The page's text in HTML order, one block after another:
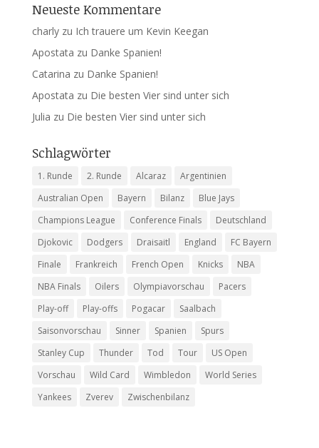
Neueste Kommentare
charlyzu Ich trauere um Kevin Keegan
Apostata zu Danke Spanien!
Catarina zu Danke Spanien!
Apostata zu Die besten Vier sind unter sich
Julia zu Die besten Vier sind unter sich
Schlagwörter
1. Runde 2. Runde Alcaraz
Argentinien
Australian Open
Bayern Bilanz
Blue Jays
Champions League
Conference Finals
Deutschland
Djokovic
Dodgers Draisaitl England
FC Bayern
Finale
Frankreich French Open Knicks
NBA
NBA Finals
Oilers Olympiavorschau
Pacers
Play-off
Play-offs Pogacar
Saalbach
Saisonvorschau
Sinner Spanien
Spurs
Stanley Cup
Thunder Tod Tour
US Open
Vorschau
Wild Card Wimbledon
World Series
Yankees
Zverev Zwischenbilanz